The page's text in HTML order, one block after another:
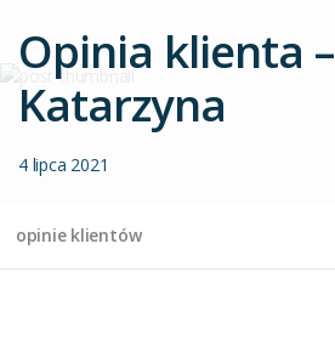
Opinia klienta –
Katarzyna
4 lipca 2021
opinie klientów